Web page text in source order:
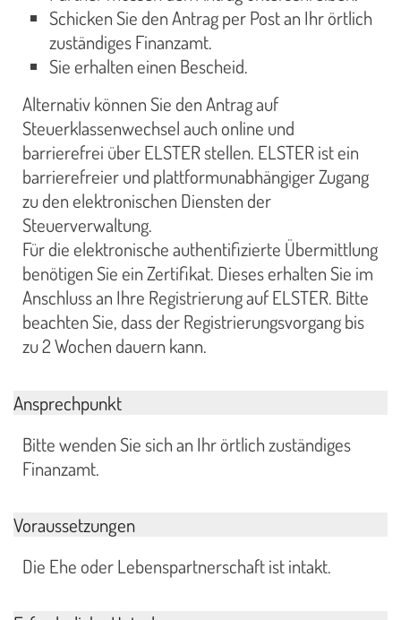
Schicken Sie den Antrag per Post an Ihr örtlich
zuständiges Finanzamt.
Sie erhalten einen Bescheid.
Alternativ können Sie den Antrag auf
Steuerklassenwechsel auch online und
barrierefrei über ELSTER stellen. ELSTER ist ein
barrierefreier und plattformunabhängiger Zugang
zu den elektronischen Diensten der
Steuerverwaltung.
Für die elektronische authentifizierte Übermittlung
benötigen Sie ein Zertifikat. Dieses erhalten Sie im
Anschluss an Ihre Registrierung auf ELSTER. Bitte
beachten Sie, dass der Registrierungsvorgang bis
zu 2 Wochen dauern kann.
Ansprechpunkt
Bitte wenden Sie sich an Ihr örtlich zuständiges
Finanzamt.
Voraussetzungen
Die Ehe oder Lebenspartnerschaft ist intakt.